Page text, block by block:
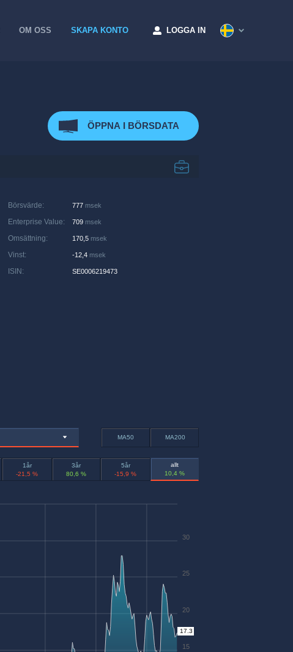
OM OSS SKAPA KONTO LOGGA IN
ÖPPNA I BÖRSDATA
Börsvärde: 777 msek
Enterprise Value: 709 msek
Omsättning: 170,5 msek
Vinst: -12,4 msek
ISIN : SE0006219473
MA50 MA200
1år
-21,5 %
3år
80,6 %
5år
-15,9 %
allt
10,4 %
15
20
25
30
17.3